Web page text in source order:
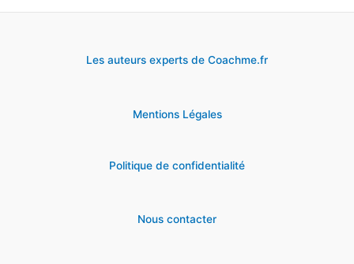
Les auteurs experts de Coachme.fr
Mentions Légales
Politique de confidentialité
Nous contacter